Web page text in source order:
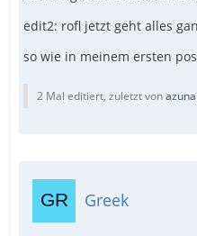
edit2: rofl jetzt geht alles
so wie in meinem ersten
2 Mal editiert, zuletzt vonazunai
Greek